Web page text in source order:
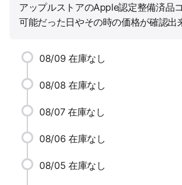
アップルストアのApple認定整備済品
可能だった日やその時の価格が確認出
08/09 在庫なし
08/08 在庫なし
08/07 在庫なし
08/06 在庫なし
08/05 在庫なし